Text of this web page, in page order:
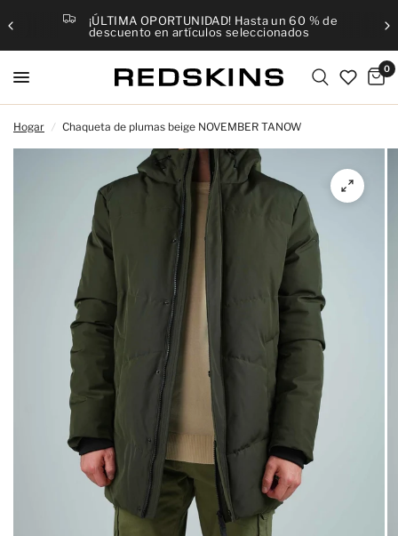
¡ÚLTIMA OPORTUNIDAD! Hasta un 60 % de
descuento en artículos seleccionados
0
Hogar / Chaqueta de plumas beige NOVEMBER TANOW